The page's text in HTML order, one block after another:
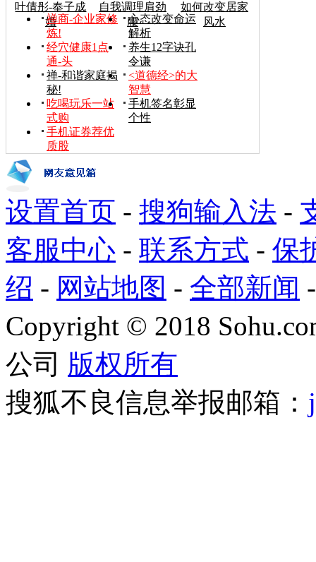
叶倩彤-奉子成
婚
自我调理肩劲
腰
如何改变居家
风水
禅商-企业家修
炼!
心态改变命运
解析
经穴健康1点
通-头
养生12字诀孔
令谦
禅-和谐家庭揭
秘!
<道德经>的大
智慧
吃喝玩乐一站
式购
手机签名彰显
个性
手机证券荐优
质股
设置首页 - 搜狗输入法 -
客服中心 - 联系方式 - 保
绍 - 网站地图 - 全部新闻
Copyright © 2018
公司 版权所有
搜狐不良信息举报邮箱：